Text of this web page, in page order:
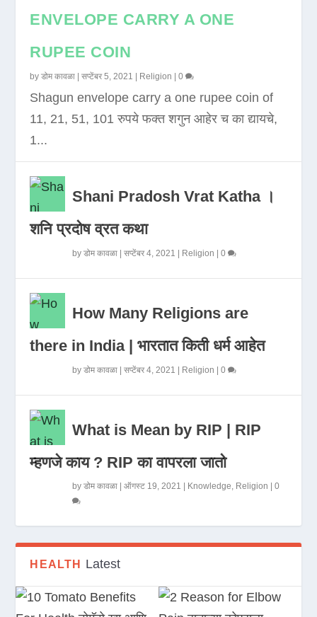
ENVELOPE CARRY A ONE
RUPEE COIN
byडोम कावळा |सप्टेंबर 5, 2021 Religion |0
Shagun envelope carry a one rupee coin of
11, 21, 51, 101 रुपये फक्त शगुन आहेर च का द्यायचे,
1...
Shani Pradosh Vrat Katha ।
शनि प्रदोष व्रत कथा
byडोम कावळा |सप्टेंबर 4, 2021 Religion |0
How Many Religions are
there in India | भारतात किती धर्म आहेत
byडोम कावळा |सप्टेंबर 4, 2021 Religion |0
What is Mean by RIP | RIP
म्हणजे काय ? RIP का वापरला जातो
byडोम कावळा |ऑगस्ट 19, 2021 Knowledge, Religion |0
HEALTH Latest